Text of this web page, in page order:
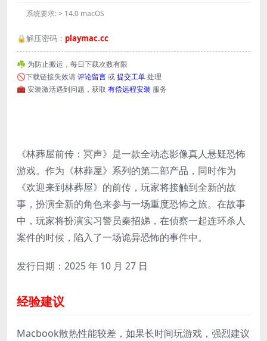
系统要求:> 14.0 macOS
🔒解压密码： playmac.cc
☘️ 为防止搬运，每日下载次数有限
🚫下载链接失效请评论留言或提交工单处理
🧰 安装激活遇到问题，获取 有偿远程安装 服务
《林葬屋前传：冥声》是一款全动态影像真人悬疑恐怖
游戏。作为《林葬屋》系列的第二部产品，同时作为
《欢迎来到林葬屋》的前传，玩家将接触到全新的故
事，扮演全新的角色来参与一场重度恐怖之旅。在故事
中，玩家将扮演实习警员秦招娣，在侦察一起连环杀人
案件的时候，陷入了一场诡异恐怖的事件中。
发行日期：2025 年 10 月 27 日
经验建议
Macbook散热性能较差，如果长时间玩游戏，强烈建议